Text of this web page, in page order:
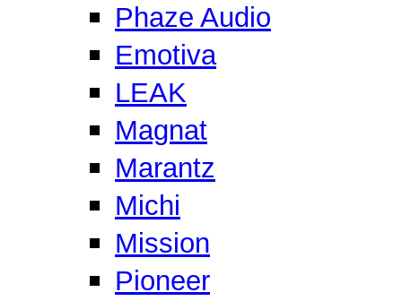
Phaze Audio
Emotiva
LEAK
Magnat
Marantz
Michi
Mission
Pioneer